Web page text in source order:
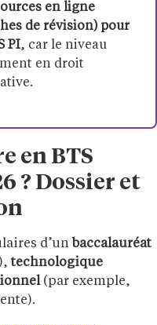
en ligne
de révision) pour
PI, car le niveau
en droit
en BTS
? Dossier et
d’un baccalauréat
technologique
(par exemple,